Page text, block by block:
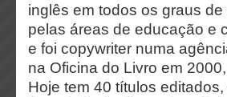
inglês em todos os graus
pelas áreas de educação e
e foi copywriter numa
na Oficina do Livro em
Hoje tem 40 títulos